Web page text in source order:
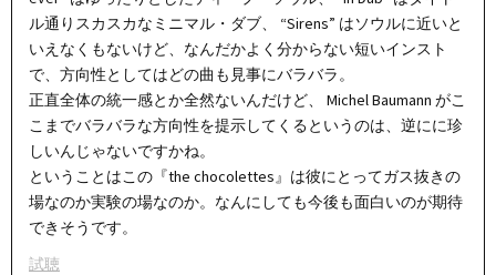
ル通りスカスカなミニマル・ダブ、 “Sirens” はソウルに近いと
いえなくもないけど、なんだかよく分からない短いインスト
で、方向性としてはどの曲も見事にバラバラ。
正直全体の統一感とか全然ないんだけど、 Michel Baumann がこ
こまでバラバラな方向性を提示してくるというのは、逆にに珍
しいんじゃないですかね。
ということはこの『the chocolettes』は彼にとってガス抜きの
場なのか実験の場なのか。なんにしても今後も面白いのが期待
できそうです。
試聴